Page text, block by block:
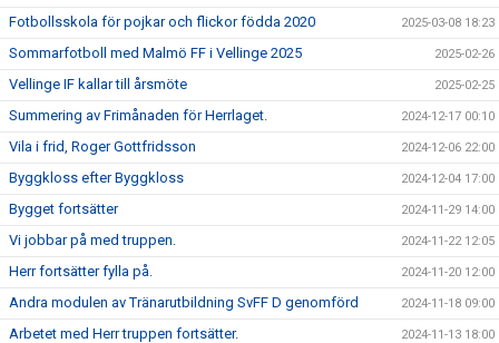
Fotbollsskola för pojkar och flickor födda 2020 2025-03-08 18:23
Sommarfotboll med Malmö FF i Vellinge 2025 2025-02-26
Vellinge IF kallar till årsmöte 2025-02-25
Summering av Frimånaden för Herrlaget. 2024-12-17 00:10
Vila i frid, Roger Gottfridsson 2024-12-06 22:00
Byggkloss efter Byggkloss 2024-12-04 17:00
Bygget fortsätter 2024-11-29 14:00
Vi jobbar på med truppen. 2024-11-22 12:05
Herr fortsätter fylla på. 2024-11-20 12:00
Andra modulen av Tränarutbildning SvFF D genomförd 2024-11-18 09:00
Arbetet med Herr truppen fortsätter. 2024-11-13 18:00